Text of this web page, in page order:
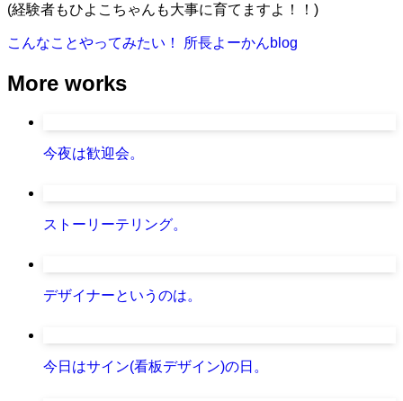
(経験者もひよこちゃんも大事に育てますよ！！)
こんなことやってみたい！ 所長よーかんblog
More works
今夜は歓迎会。
ストーリーテリング。
デザイナーというのは。
今日はサイン(看板デザイン)の日。